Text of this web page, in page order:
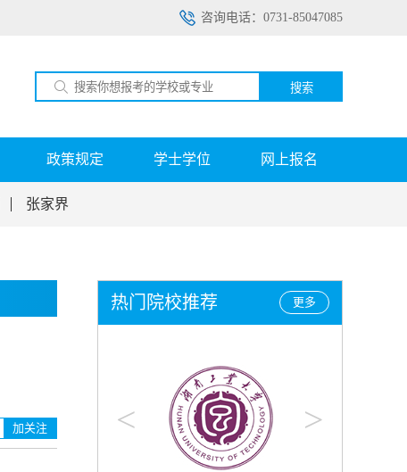
咨询电话：0731-85047085
搜索
政策规定 学士学位 网上报名
张家界
加关注
更多
热门院校推荐
< >